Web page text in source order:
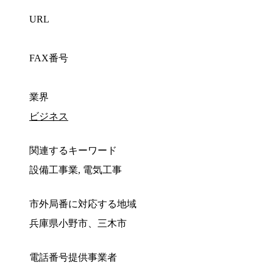
URL
FAX番号
業界
ビジネス
関連するキーワード
設備工事業, 電気工事
市外局番に対応する地域
兵庫県小野市、三木市
電話番号提供事業者